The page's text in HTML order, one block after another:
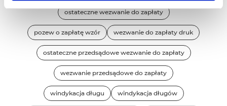
ostateczne wezwanie do zapłaty
pozew o zapłatę wzór wezwanie do zapłaty druk
ostateczne przedsądowe wezwanie do zapłaty
wezwanie przedsądowe do zapłaty
windykacja długu windykacja długów